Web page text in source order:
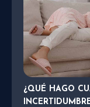
¿QUÉ HAGO